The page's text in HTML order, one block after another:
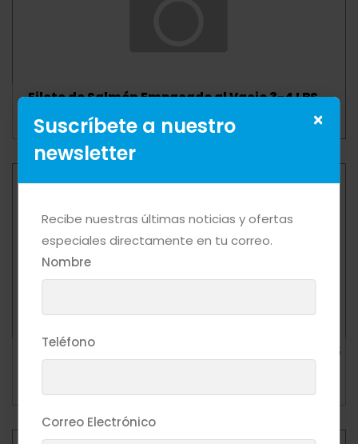
Filete de Salmón Empacado al Vacio 3-4 LBS
WHIPPED TOPPING BRILL VAINILLA CLASSIC (4x8.5
lib)
×
Suscríbete a nuestro
newsletter
Recibe nuestras últimas noticias y ofertas
especiales directamente en tu correo.
Nombre
Teléfono
Correo Electrónico